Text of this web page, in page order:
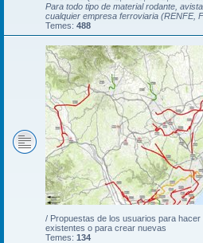
Para todo tipo de material rodante,
cualquier empresa ferroviaria (RENFE,
Temes: 488
/ Propuestas de los usuarios para
existentes o para crear nuevas
Temes: 134